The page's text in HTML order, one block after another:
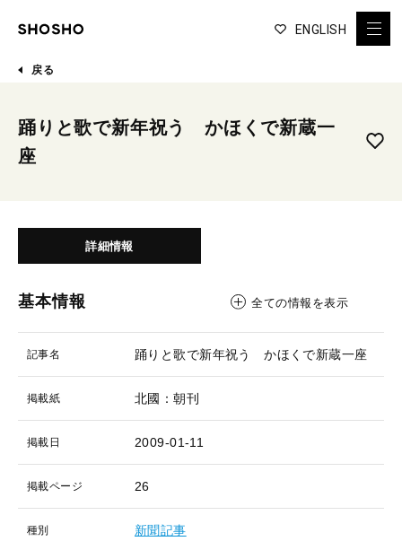
ENGLISH
戻る
踊りと歌で新年祝う かほくで新蔵一
座
詳細情報
基本情報 全ての情報を表示
記事名 踊りと歌で新年祝う かほくで新蔵一座
掲載紙 北國：朝刊
掲載日 2009-01-11
掲載ページ 26
種別 新聞記事